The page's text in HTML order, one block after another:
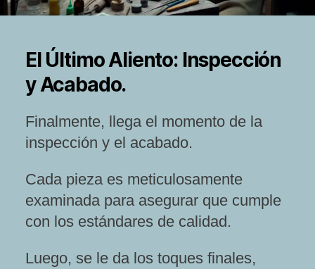
El Último Aliento: Inspección
y Acabado.
Finalmente, llega el momento de la
inspección y el acabado.
Cada pieza es meticulosamente
examinada para asegurar que cumple
con los estándares de calidad.
Luego, se le da los toques finales,